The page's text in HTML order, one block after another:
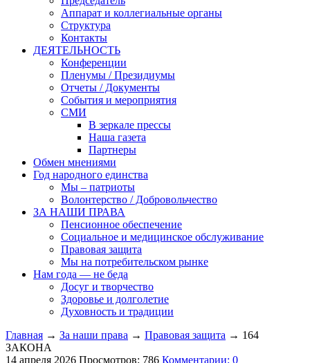
Аппарат и коллегиальные органы
Структура
Контакты
ДЕЯТЕЛЬНОСТЬ
Конференции
Пленумы / Президиумы
Отчеты / Документы
События и мероприятия
СМИ
В зеркале прессы
Наша газета
Партнеры
Обмен мнениями
Год народного единства
Мы – патриоты
Волонтерство / Добровольчество
ЗА НАШИ ПРАВА
Пенсионное обеспечение
Социальное и медицинское обслуживание
Правовая защита
Мы на потребительском рынке
Нам года — не беда
Досуг и творчество
Здоровье и долголетие
Духовность и традиции
Главная → За наши права → Правовая защита → 164
ЗАКОНА
14 апреля 2026 Просмотров: 786 Комментарии: 0